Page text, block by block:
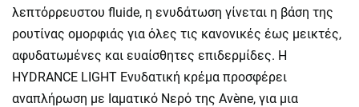
λεπτόρρευστου fluide, η ενυδάτωση γίνεται η βάση της
ρουτίνας ομορφιάς για όλες τις κανονικές έως μεικτές,
αφυδατωμένες και ευαίσθητες επιδερμίδες. Η
HYDRANCE LIGHT Ενυδατική κρέμα προσφέρει
αναπλήρωση με Ιαματικό Νερό της Avène, για μια